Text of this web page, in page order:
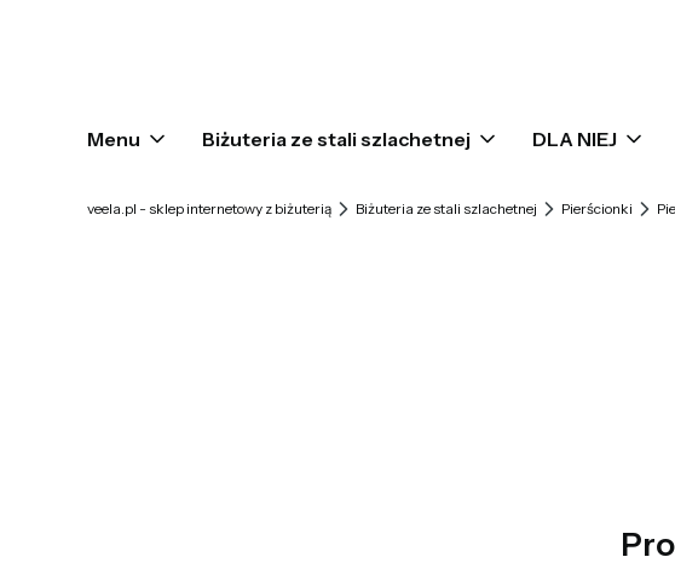
Menu Biżuteria ze stali szlachetnej DLA NIEJ
veela.pl - sklep internetowy z biżuterią Biżuteria ze stali szlachetnej Pierścionki